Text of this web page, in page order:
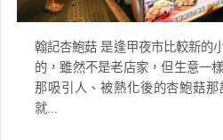
翰記杏鮑菇 是逢甲夜市比較新的
的，雖然不是老店家，但生意一
那吸引人、被熱化後的杏鮑菇
就...